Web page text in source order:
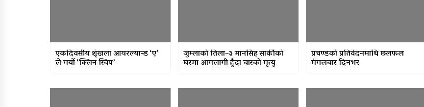
एकदिवसीय शृंखला आयरल्यान्ड ‘ए’
ले गर्यो ‘क्लिन स्विप’
जुम्लाको तिला–३ मानसिंह सार्कीको
घरमा आगलागी हुँदा चारको मृत्यु
प्रचण्डको प्रतिवेदनमाथि छलफल
मंगलबार दिनभर